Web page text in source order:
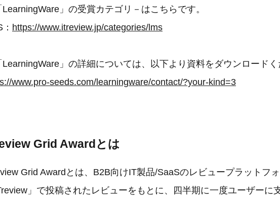
」の受賞カテゴリ－はこちらです。
https://www.itreview.jp/categories/lms
」の詳細については、以下より資料をダウンロードく
www.pro-seeds.com/learningware/contact/?your-kind=3
Grid Awardとは
Grid Awardとは、B2B向けIT製品/SaaSのレビュープラットフ
」で投稿されたレビューをもとに、四半期に一度ユーザーに